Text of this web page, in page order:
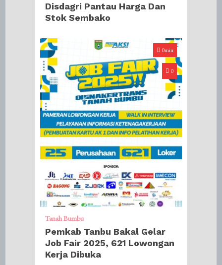
Disdagri Pantau Harga Dan
Stok Sembako
0min
0
Tanah Bumbu
Pemkab Tanbu Bakal Gelar
Job Fair 2025, 621 Lowongan
Kerja Dibuka